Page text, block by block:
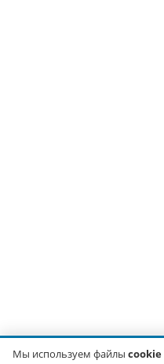
Мы используем файлы cookie